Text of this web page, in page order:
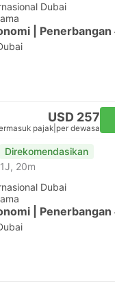
Dubai
| Penerbangan
USD 257
pajak per dewasa
Direkomendasikan
1J, 20m
Dubai
| Penerbangan